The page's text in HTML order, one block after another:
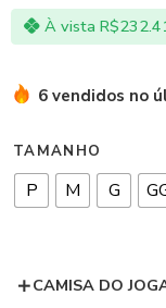
À vista R$
6 vendidos no
TAMANHO
P M G
CAMISA DO